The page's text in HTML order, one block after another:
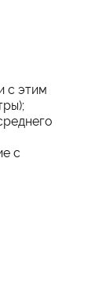
с этим
с